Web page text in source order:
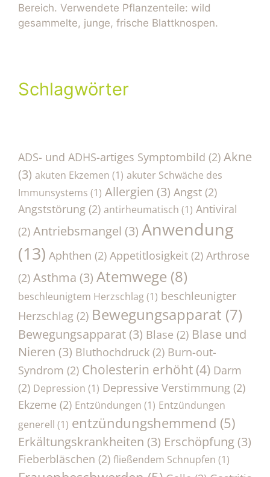
Bereich. Verwendete Pflanzenteile: wild
gesammelte, junge, frische Blattknospen.
Schlagwörter
ADS- und ADHS-artiges Symptombild (2) Akne
(3) akuten Ekzemen (1) akuter Schwäche des
Immunsystems (1) Allergien (3) Angst (2)
Angststörung (2) antirheumatisch (1) Antiviral
(2) Antriebsmangel (3) Anwendung
(13) Aphthen (2) Appetitlosigkeit (2) Arthrose
(2) Asthma (3) Atemwege (8)
beschleunigtem Herzschlag(1) beschleunigter
Herzschlag (2) Bewegungsapparat (7)
Bewegungsapparat (3) Blase (2) Blase und
Nieren (3) Bluthochdruck (2) Burn-out-
Syndrom (2) Cholesterin erhöht (4) Darm
(2) Depression (1) Depressive Verstimmung (2)
Ekzeme (2) Entzündungen (1) Entzündungen
generell (1) entzündungshemmend (5)
Erkältungskrankheiten (3) Erschöpfung (3)
Fieberbläschen (2) fließendem Schnupfen (1)